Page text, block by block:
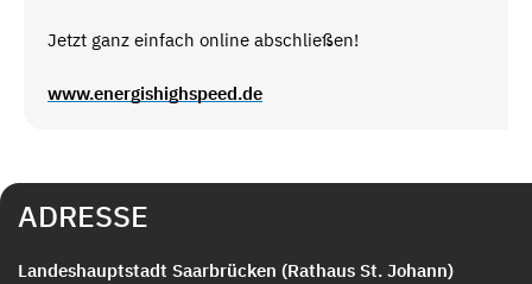
Jetzt ganz einfach online abschließen!
www.energishighspeed.de
ADRESSE
Landeshauptstadt Saarbrücken (Rathaus St. Johann)